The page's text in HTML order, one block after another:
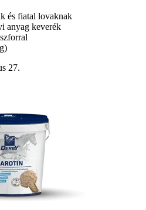
és fiatal lovaknak
anyag keverék
27.